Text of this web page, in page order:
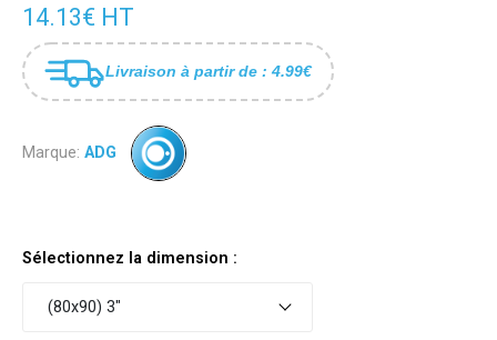
14.13€ HT
Livraison à partir de : 4.99€
Marque: ADG
Sélectionnez la dimension :
(80x90) 3"